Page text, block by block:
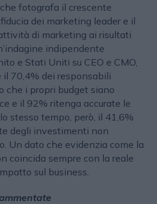
che fotografa il crescente
dei marketing leader e il
di marketing ai risultati
indipendente
e Stati Uniti su CEO e CMO,
il 70,4% dei responsabili
che i propri budget siano
e il 92% ritenga accurate le
stesso tempo, però, il 41,6%
degli investimenti non
Un dato che evidenzia come la
coincida sempre con la reale
sul business.